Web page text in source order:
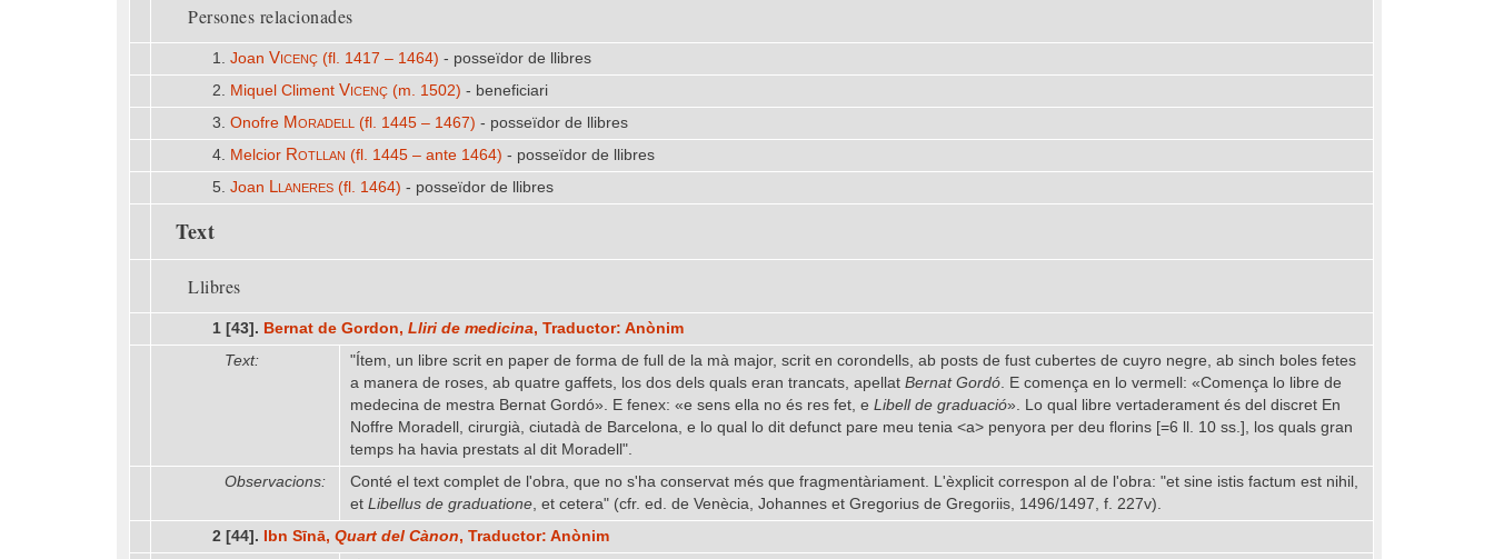
Persones relacionades
1. Joan Vicenç (fl. 1417 – 1464) - posseïdor de llibres
2. Miquel Climent Vicenç (m. 1502) - beneficiari
3. Onofre Moradell (fl. 1445 – 1467) - posseïdor de llibres
4. Melcior Rotllan (fl. 1445 – ante 1464) - posseïdor de llibres
5. Joan Llaneres (fl. 1464) - posseïdor de llibres
Text
Llibres
1 [43]. Bernat de Gordon, Lliri de medicina, Traductor: Anònim
Text:
"Ítem, un libre scrit en paper de forma de full de la mà major, scrit en corondells, ab posts de fust cubertes de cuyro negre, ab sinch boles fetes
a manera de roses, ab quatre gaffets, los dos dels quals eran trancats, apellat Bernat Gordó. E comença en lo vermell: «Comença lo libre de
medecina de mestra Bernat Gordó». E fenex: «e sens ella no és res fet, e Libell de graduació». Lo qual libre vertaderament és del discret En
Noffre Moradell, cirurgià, ciutadà de Barcelona, e lo qual lo dit defunct pare meu tenia <a> penyora per deu florins [=6 ll. 10 ss.], los quals gran
temps ha havia prestats al dit Moradell".
Observacions:
Conté el text complet de l'obra, que no s'ha conservat més que fragmentàriament. L'èxplicit correspon al de l'obra: "et sine istis factum est nihil,
et Libellus de graduatione, et cetera" (cfr. ed. de Venècia, Johannes et Gregorius de Gregoriis, 1496/1497, f. 227v).
2 [44].
Ibn Sīnā, Quart del Cànon, Traductor: Anònim